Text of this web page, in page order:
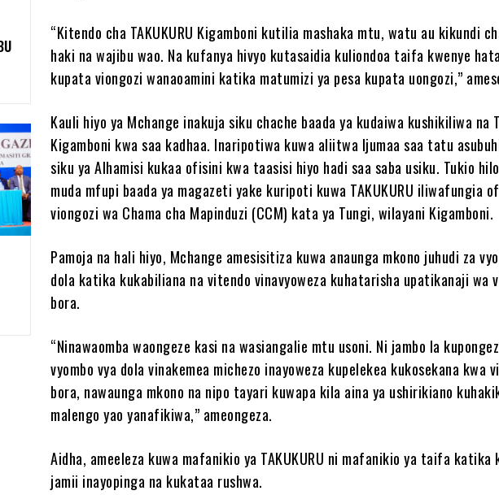
“Kitendo cha TAKUKURU Kigamboni kutilia mashaka mtu, watu au kikundi
haki na wajibu wao. Na kufanya hivyo kutasaidia kuliondoa taifa kwenye
kupata viongozi wanaoamini katika matumizi ya pesa kupata uongozi,”
Kauli hiyo ya Mchange inakuja siku chache baada ya kudaiwa kushikiliwa na
Kigamboni kwa saa kadhaa. Inaripotiwa kuwa aliitwa Ijumaa saa tatu
siku ya Alhamisi kukaa ofisini kwa taasisi hiyo hadi saa saba usiku. Tukio
muda mfupi baada ya magazeti yake kuripoti kuwa TAKUKURU iliwafungia
viongozi wa Chama cha Mapinduzi (CCM) kata ya Tungi, wilayani Kigamboni.
Pamoja na hali hiyo, Mchange amesisitiza kuwa anaunga mkono juhudi za
dola katika kukabiliana na vitendo vinavyoweza kuhatarisha upatikanaji wa
bora.
“Ninawaomba waongeze kasi na wasiangalie mtu usoni. Ni jambo la
vyombo vya dola vinakemea michezo inayoweza kupelekea kukosekana kwa
bora, nawaunga mkono na nipo tayari kuwapa kila aina ya ushirikiano
malengo yao yanafikiwa,” ameongeza.
Aidha, ameeleza kuwa mafanikio ya TAKUKURU ni mafanikio ya taifa katika
jamii inayopinga na kukataa rushwa.